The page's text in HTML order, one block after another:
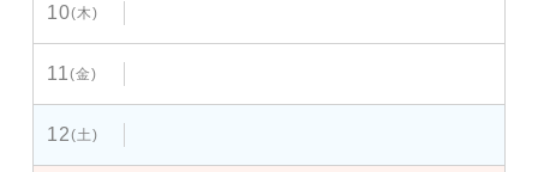
10(木)
11(金)
12(土)